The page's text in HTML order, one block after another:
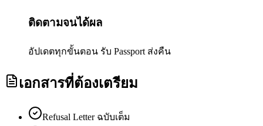
ติดตามจนได้ผล
อัปเดตทุกขั้นตอน รับ Passport ส่งคืน
เอกสารที่ต้องเตรียม
Refusal Letter ฉบับเต็ม